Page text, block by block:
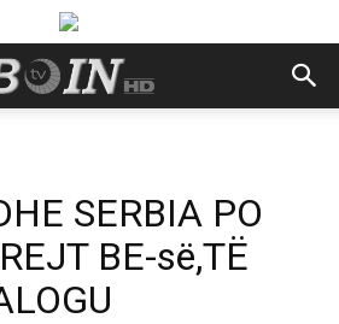
SERBIA PO
BE-së,TË